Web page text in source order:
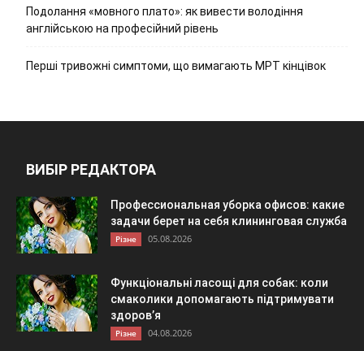
Подолання «мовного плато»: як вивести володіння
англійською на професійний рівень
Перші тривожні симптоми, що вимагають МРТ кінцівок
ВИБІР РЕДАКТОРА
Профессиональная уборка офисов: какие
задачи берет на себя клининговая служба
Різне 05.08.2026
Функціональні ласощі для собак: коли
смаколики допомагають підтримувати
здоров’я
Різне 04.08.2026